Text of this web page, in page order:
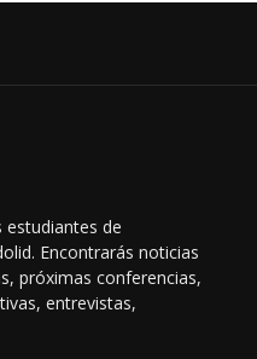
estudiantes de
Encontrarás noticias
próximas conferencias,
entrevistas,